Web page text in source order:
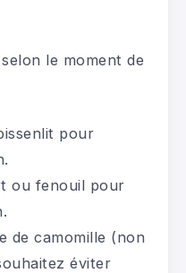
le moment de
pour
ou fenouil pour
de camomille (non
éviter